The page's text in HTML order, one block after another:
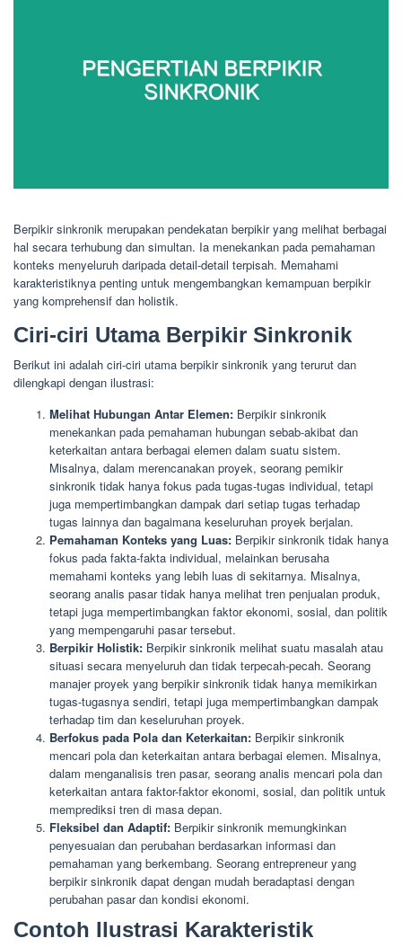
Berpikir sinkronik merupakan pendekatan berpikir yang melihat berbagai
hal secara terhubung dan simultan. Ia menekankan pada pemahaman
konteks menyeluruh daripada detail-detail terpisah. Memahami
karakteristiknya penting untuk mengembangkan kemampuan berpikir
yang komprehensif dan holistik.
Ciri-ciri Utama Berpikir Sinkronik
Berikut ini adalah ciri-ciri utama berpikir sinkronik yang terurut dan
dilengkapi dengan ilustrasi:
Melihat Hubungan Antar Elemen: Berpikir sinkronik
menekankan pada pemahaman hubungan sebab-akibat dan
keterkaitan antara berbagai elemen dalam suatu sistem.
Misalnya, dalam merencanakan proyek, seorang pemikir
sinkronik tidak hanya fokus pada tugas-tugas individual, tetapi
juga mempertimbangkan dampak dari setiap tugas terhadap
tugas lainnya dan bagaimana keseluruhan proyek berjalan.
Pemahaman Konteks yang Luas: Berpikir sinkronik tidak hanya
fokus pada fakta-fakta individual, melainkan berusaha
memahami konteks yang lebih luas di sekitarnya. Misalnya,
seorang analis pasar tidak hanya melihat tren penjualan produk,
tetapi juga mempertimbangkan faktor ekonomi, sosial, dan politik
yang mempengaruhi pasar tersebut.
Berpikir Holistik: Berpikir sinkronik melihat suatu masalah atau
situasi secara menyeluruh dan tidak terpecah-pecah. Seorang
manajer proyek yang berpikir sinkronik tidak hanya memikirkan
tugas-tugasnya sendiri, tetapi juga mempertimbangkan dampak
terhadap tim dan keseluruhan proyek.
Berfokus pada Pola dan Keterkaitan: Berpikir sinkronik
mencari pola dan keterkaitan antara berbagai elemen. Misalnya,
dalam menganalisis tren pasar, seorang analis mencari pola dan
keterkaitan antara faktor-faktor ekonomi, sosial, dan politik untuk
memprediksi tren di masa depan.
Fleksibel dan Adaptif: Berpikir sinkronik memungkinkan
penyesuaian dan perubahan berdasarkan informasi dan
pemahaman yang berkembang. Seorang entrepreneur yang
berpikir sinkronik dapat dengan mudah beradaptasi dengan
perubahan pasar dan kondisi ekonomi.
Contoh Ilustrasi Karakteristik